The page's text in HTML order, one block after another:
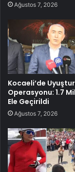
Ağustos 7, 2026
Kocaeli’de
Operasyonu: 1.7
Ele Geçirildi
Ağustos 7, 2026